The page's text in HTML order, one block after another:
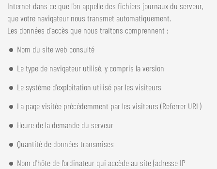
Internet dans ce que l'on appelle des fichiers journaux du serveur,
que votre navigateur nous transmet automatiquement.
Les données d'accès que nous traitons comprennent :
Nom du site web consulté
Le type de navigateur utilisé, y compris la version
Le système d'exploitation utilisé par les visiteurs
La page visitée précédemment par les visiteurs (Referrer URL)
Heure de la demande du serveur
Quantité de données transmises
Nom d'hôte de l'ordinateur qui accède au site (adresse IP